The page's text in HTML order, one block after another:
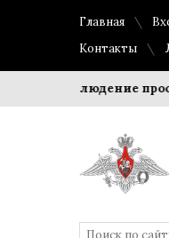
Главная
Контакты
Соблюдение